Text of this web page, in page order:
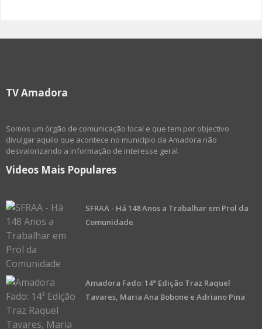
TV Amadora
Somos um órgão de comunicação local e que tem por objectivo
divulgar aquilo que acontece no município da Amadora não
desvalorizando a informação de interesse geral.
Videos Mais Populares
SFRAA - Há 148 Anos a Trabalhar em Prol da
Comunidade
Amadora Fado: 14ª Edição Traz Raquel
Tavares, Maria Ana Bobone e Adriano Pina